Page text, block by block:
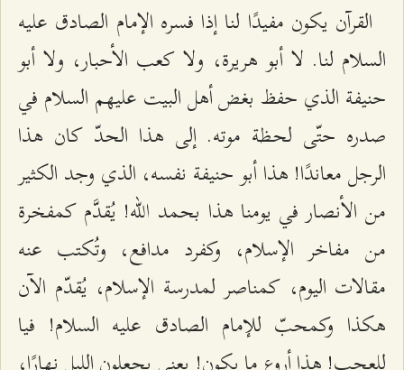
القرآن يكون مفيدًا لنا إذا فسره الإمام الصادق عليه
السلام لنا. لا أبو هريرة، ولا كعب الأحبار، ولا أبو
حنيفة الذي حفظ بغض أهل البيت عليهم السلام في
صدره حتّى لحظة موته. إلى هذا الحدّ كان هذا
الرجل معاندًا! هذا أبو حنيفة نفسه، الذي وجد الكثير
من الأنصار في يومنا هذا بحمد الله! يُقدَّم كمفخرة
من مفاخر الإسلام، وكفرد مدافع، وتُكتب عنه
مقالات اليوم، كمناصر لمدرسة الإسلام، يُقدّم الآن
هكذا وكمحبّ للإمام الصادق عليه السلام! فيا